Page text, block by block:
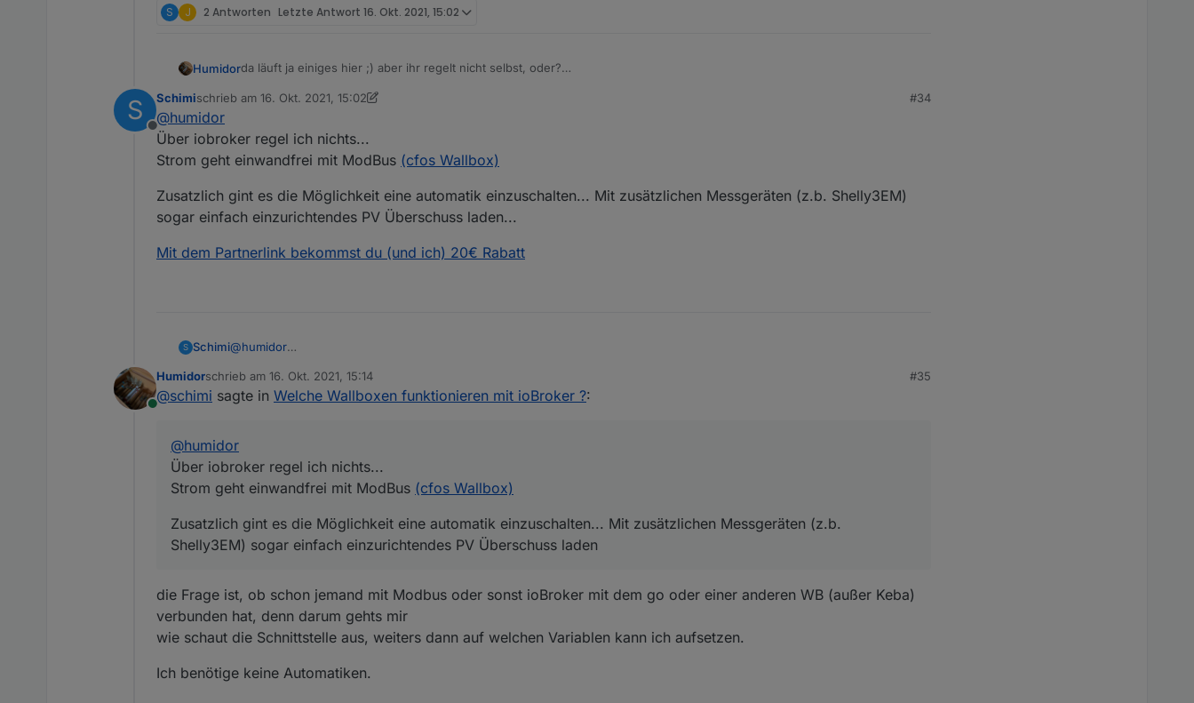
S J 2 Antworten Letzte Antwort 16. Okt. 2021, 15:02
Humidorda läuft ja einiges hier ;) aber ihr regelt nicht selbst, oder?
da gabs auch richtig tolle Vorlagen, weiß nicht mehr wo, muss ich mal suchen
denke der go-e über Modbus sollte das können.
dh ich möchte im Sekundentakt den Strom einstellen, schon klar, dass die WB träger sind.
S
Offline
Schimischrieb am 16. Okt. 2021, 15:02
zuletzt editiert von Schimi
#34
@humidor
Über iobroker regel ich nichts...
Strom geht einwandfrei mit ModBus (cfos Wallbox)
Zusatzlich gint es die Möglichkeit eine automatik einzuschalten... Mit zusätzlichen Messgeräten (z.b. Shelly3EM)
sogar einfach einzurichtendes PV Überschuss laden...
Mit dem Partnerlink bekommst du (und ich) 20€ Rabatt
S Schimi@humidor
Strom geht einwandfrei mit ModBus
Zusatzlich gint es die Möglichkeit eine automatik einzuschalten... Mit zusätzlichen Messgeräten (z.b. Shelly3EM) sogar
einfach einzurichtendes PV Überschuss laden...
Online
Humidorschrieb am 16. Okt. 2021, 15:14
zuletzt editiert von
#35
@schimi sagte in Welche Wallboxen funktionieren mit ioBroker ?:
@humidor
Über iobroker regel ich nichts...
Strom geht einwandfrei mit ModBus (cfos Wallbox)
Zusatzlich gint es die Möglichkeit eine automatik einzuschalten... Mit zusätzlichen Messgeräten (z.b.
Shelly3EM) sogar einfach einzurichtendes PV Überschuss laden
die Frage ist, ob schon jemand mit Modbus oder sonst ioBroker mit dem go oder einer anderen WB (außer Keba)
verbunden hat, denn darum gehts mir
wie schaut die Schnittstelle aus, weiters dann auf welchen Variablen kann ich aufsetzen.
Ich benötige keine Automatiken.